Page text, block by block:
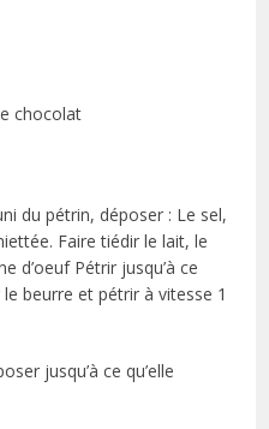
chocolat
du pétrin, déposer : Le sel,
Faire tiédir le lait, le
d’oeuf Pétrir jusqu’à ce
beurre et pétrir à vitesse 1
jusqu’à ce qu’elle